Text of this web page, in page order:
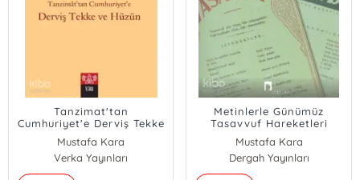
Tanzimat'tan
Cumhuriyet'e Derviş Tekke
ve Hüzün
Mustafa Kara
Verka Yayınları
Metinlerle Günümüz
Tasavvuf Hareketleri
(1839-2000)
Mustafa Kara
Dergah Yayınları